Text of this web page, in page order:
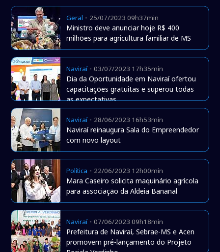
Geral - 25/07/2023 09h37min
Ministro deve anunciar hoje R$ 400
milhões para agricultura familiar de MS
Naviraí-03/07/2023 17h35min
Dia da Oportunidade em Naviraí ofertou
capacitações gratuitas e superou todas
as expectativas
Naviraí- 28/06/2023 16h53min
Naviraí reinaugura Sala do Empreendedor
com novo layout
Política - 22/06/2023 12h00min
Mara Caseiro solicita maquinário agrícola
para associação da Aldeia Bananal
Naviraí-07/06/2023 09h18min
Prefeitura de Naviraí, Sebrae-MS e Acen
promovem pré-lançamento do Projeto